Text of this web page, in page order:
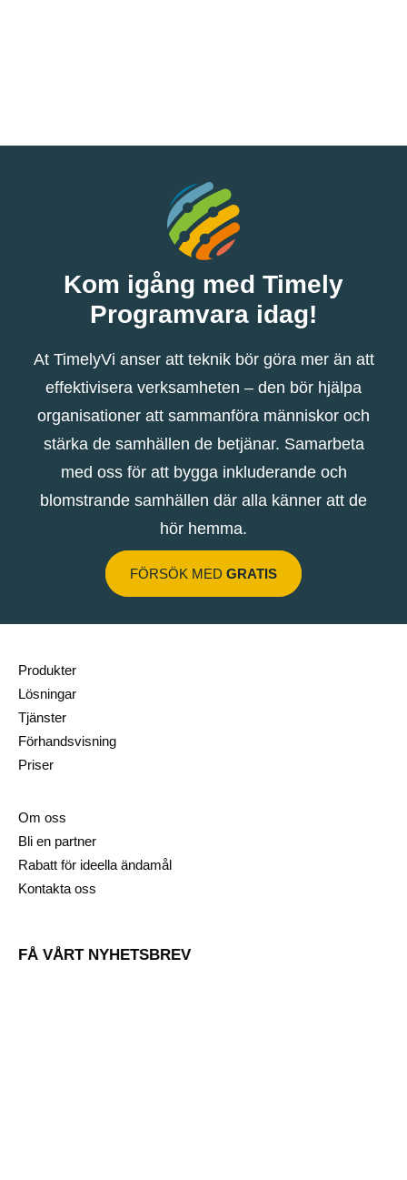
Kom igång med Timely
Programvara idag!
At TimelyVi anser att teknik bör göra mer än att
effektivisera verksamheten – den bör hjälpa
organisationer att sammanföra människor och
stärka de samhällen de betjänar. Samarbeta
med oss ​​för att bygga inkluderande och
blomstrande samhällen där alla känner att de
hör hemma.
FÖRSÖK MED GRATIS
Produkter
Lösningar
Tjänster
Förhandsvisning
Priser
Om oss
Bli en partner
Rabatt för ideella ändamål
Kontakta oss
FÅ VÅRT NYHETSBREV